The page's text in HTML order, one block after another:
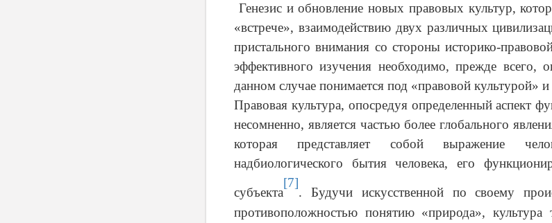
Генезис и обновление новых правовых культур,
«встрече», взаимодействию двух различных
пристального внимания со стороны историко-
эффективного изучения необходимо, прежде всего,
данном случае понимается под «правовой культурой»
Правовая культура, опосредуя определенный аспект
несомненно, является частью более глобального
которая представляет собой выражение
надбиологического бытия человека, его
субъекта
[7]
. Будучи искусственной по своему
противоположностью понятию «природа», культура